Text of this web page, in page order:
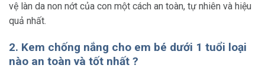
vệ làn da non nớt của con một cách an toàn, tự nhiên và hiệu
quả nhất.
2. Kem chống nắng cho em bé dưới 1 tuổi loại
nào an toàn và tốt nhất ?